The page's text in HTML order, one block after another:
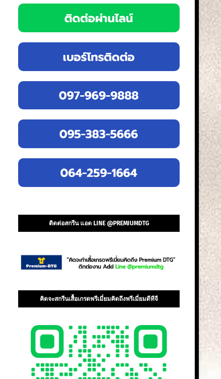
ติดต่อสกรีน แอด LINE @PREMIUMDTG
คิดจะสกรีนเสื้อเกรดพรีเมี่ยมคิดถึงพรีเมี่ยมดีทีจี